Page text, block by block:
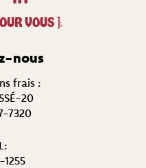
VOUS }®
nous
frais :
20
7320